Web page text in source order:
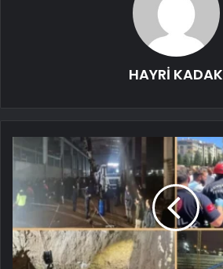
HAYRİ KADAK